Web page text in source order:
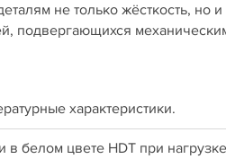
не только жёсткость, но
подвергающихся
характеристики.
в белом цвете HDT при